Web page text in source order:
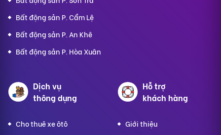
Bất động sản P. Cẩm Lệ
Bất động sản P. An Khê
Bất động sản P. Hòa Xuân
Dịch vụ
thông dụng
Cho thuê xe ôtô
Hỗ trợ
khách hàng
Giới thiệu